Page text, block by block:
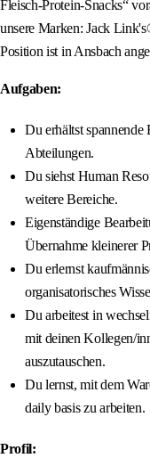
Fleisch-Protein-Snacks“
unsere Marken: Jack
Position ist in Ansbach
Aufgaben:
Du erhältst spannende
Abteilungen.
Du siehst Human
weitere Bereiche.
Eigenständige
Übernahme kleinerer
Du erlernst
organisatorisches
Du arbeitest in
mit deinen Kollegen/
auszutauschen.
Du lernst, mit dem
daily basis zu arbeiten.
Profil: